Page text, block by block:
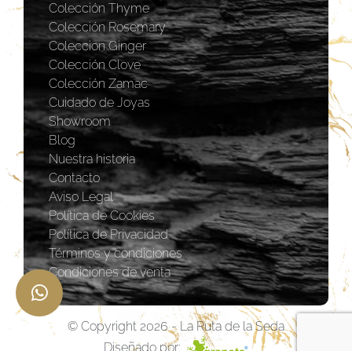
Colección Thyme
Colección Rosemary
Coleccion Ginger
Colección Clove
Colección Zamac
Cuidado de Joyas
Showroom
Blog
Nuestra historia
Contacto
Aviso Legal
Política de Cookies
Política de Privacidad
Términos y condiciones
Condiciones de venta
© Copyright 2026 - La Ruta de la Seda
Diseñado por: